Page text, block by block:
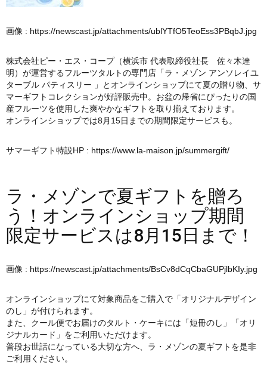
画像 : https://newscast.jp/attachments/ublYTfO5TeoEss3PBqbJ.jpg
株式会社ピー・エス・コープ（横浜市 代表取締役社長 佐々木達
明）が運営するフルーツタルトの専門店「ラ・メゾン アンソレイユ
ターブル パティスリー 」とオンラインショップにて夏の贈り物、サ
マーギフトコレクションが好評販売中。お盆の帰省にぴったりの国
産フルーツを使用した爽やかなギフトを取り揃えております。
オンラインショップでは8月15日までの期間限定サービスも。
サマーギフト特設HP : https://www.la-maison.jp/summergift/
ラ・メゾンで夏ギフトを贈ろ
う！オンラインショップ期間
限定サービスは8月15日まで！
画像 : https://newscast.jp/attachments/BsCv8dCqCbaGUPjlbKIy.jpg
オンラインショップにて対象商品をご購入で「オリジナルデザイン
のし」が付けられます。
また、クール便でお届けのタルト・ケーキには「短冊のし」「オリ
ジナルカード」をご利用いただけます。
普段お世話になっている大切な方へ、ラ・メゾンの夏ギフトを是非
ご利用ください。